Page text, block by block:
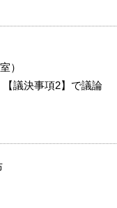
）
議決事項2】で議論